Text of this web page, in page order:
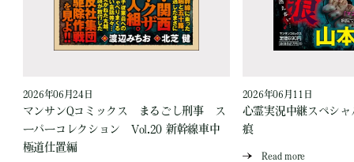
2026年06月24日
マンサンQコミックス まるごし刑事 ス
ーパーコレクション Vol.20 新幹線車中
極道仕置編
2026年06月11日
心霊実況中継スペシ
痕
Read more